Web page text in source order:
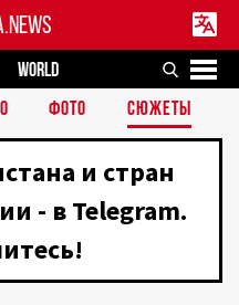
WORLD
ФОТО СЮЖЕТЫ
и стран
- в Telegram.